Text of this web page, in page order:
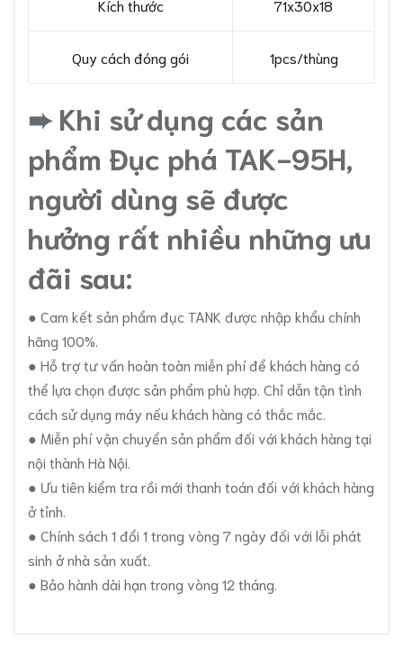
Kích thước 71x30x18
Quy cách đóng gói 1pcs/thùng
➨ Khi sử dụng các sản
phẩm Đục phá TAK-95H,
người dùng sẽ được
hưởng rất nhiều những ưu
đãi sau:
● Cam kết sản phẩm đục TANK được nhập khẩu chính
hãng 100%.
● Hỗ trợ tư vấn hoàn toàn miễn phí để khách hàng có
thể lựa chọn được sản phẩm phù hợp. Chỉ dẫn tận tình
cách sử dụng máy nếu khách hàng có thắc mắc.
● Miễn phí vận chuyển sản phẩm đối với khách hàng tại
nội thành Hà Nội.
● Ưu tiên kiểm tra rồi mới thanh toán đối với khách hàng
ở tỉnh.
● Chính sách 1 đổi 1 trong vòng 7 ngày đối với lỗi phát
sinh ở nhà sản xuất.
● Bảo hành dài hạn trong vòng 12 tháng.